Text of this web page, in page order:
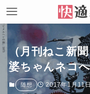
（月刊ねこ新
婆ちゃんネコ
随想 2017年1月11日